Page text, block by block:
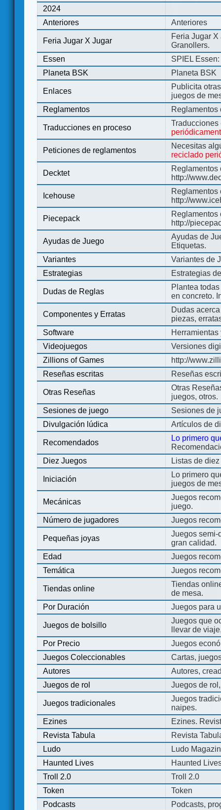
2024
Anteriores
Anteriores
Feria Jugar X Jugar
Feria Jugar
Granollers.
Essen
SPIEL
Planeta BSK
Planeta BSK
Enlaces
Publicita
juegos de
Reglamentos
Reglamentos
Traducciones en proceso
Peticiones de reglamentos
Necesitas
reciclado
Decktet
Reglamentos
http://
Icehouse
Reglamentos
http://
Piecepack
Reglamentos
http://
Ayudas de Juego
Ayudas de
Etiquetas.
Variantes
Variantes de
Estrategias
Estrategias
Dudas de Reglas
Plantea
en concreto.
Componentes y Erratas
Dudas
piezas,
Software
Videojuegos
Versiones
Zillions of Games
http://
Reseñas escritas
Reseñas
Otras Reseñas
Otras
juegos, otros.
Sesiones de juego
Sesiones de
Divulgación lúdica
Artículos de
Recomendados
Lo primero
Diez Juegos
Listas de
Iniciación
Lo primero
juegos de
Mecánicas
Juegos
juego.
Número de jugadores
Juegos
Pequeñas joyas
Juegos semi-
gran calidad.
Edad
Juegos
Temática
Juegos
Tiendas online
Tiendas
de mesa.
Por Duración
Juegos para
Juegos de bolsillo
Juegos que
llevar de
Por Precio
Juegos
Juegos Coleccionables
Cartas,
Autores
Autores,
Juegos de rol
Juegos de
Juegos tradicionales
Juegos
naipes.
Ezines
Ezines.
Revista Tabula
Revista
Ludo
Ludo
Haunted Lives
Haunted
Troll 2.0
Troll 2.0
Token
Token
Podcasts
Podcasts,